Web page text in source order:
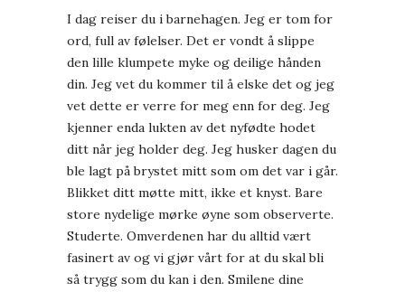
I dag reiser du i barnehagen. Jeg er tom for
ord, full av følelser. Det er vondt å slippe
den lille klumpete myke og deilige hånden
din. Jeg vet du kommer til å elske det og jeg
vet dette er verre for meg enn for deg. Jeg
kjenner enda lukten av det nyfødte hodet
ditt når jeg holder deg. Jeg husker dagen du
ble lagt på brystet mitt som om det var i går.
Blikket ditt møtte mitt, ikke et knyst. Bare
store nydelige mørke øyne som observerte.
Studerte. Omverdenen har du alltid vært
fasinert av og vi gjør vårt for at du skal bli
så trygg som du kan i den. Smilene dine